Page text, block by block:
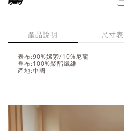
產品說明 尺寸表
表布:90%嫘縈/10%尼龍
裡布:100%聚酯纖維
產地:中國